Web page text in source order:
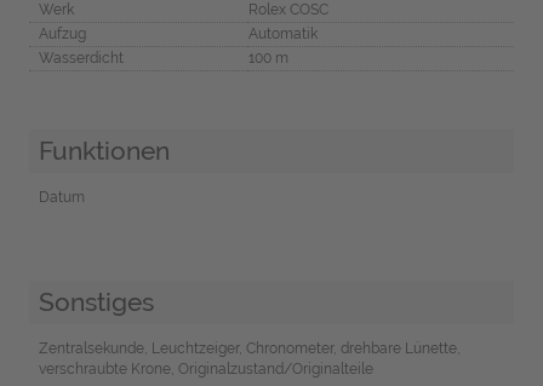
Werk
Rolex COSC
Aufzug
Automatik
Wasserdicht
100 m
Funktionen
Datum
Sonstiges
Zentralsekunde, Leuchtzeiger, Chronometer, drehbare Lünette,
verschraubte Krone, Originalzustand/Originalteile